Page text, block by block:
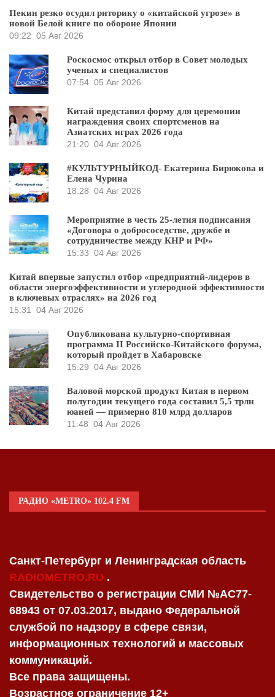
Пекин резко осудил риторику о «китайской угрозе» в
новой Белой книге по обороне Японии
09:22 05 Авг 2026
Роскосмос открыл отбор в Совет молодых
ученых и специалистов
07:54 05 Авг 2026
Китай представил форму для церемонии
награждения своих спортсменов на
Азиатских играх 2026 года
21:20 04 Авг 2026
#КУЛЬТУРНЫЙКОД- Екатерина Бирюкова и
Елена Чурина
18:28 04 Авг 2026
Мероприятие в честь 25-летия подписания
«Договора о добрососедстве, дружбе и
сотрудничестве между КНР и РФ»
15:33 04 Авг 2026
Китай впервые запустил отбор «предприятий-лидеров в
области энергоэффективности и углеродной эффективности
в ключевых отраслях» на 2026 год
15:31
04 Авг 2026
Опубликована культурно-спортивная
программа II Российско-Китайского форума,
который пройдет в Хабаровске
15:29 04 Авг 2026
Валовой морской продукт Китая в первом
полугодии текущего года составил 5,5 трлн
юаней — примерно 810 млрд долларов
11:48 04 Авг 2026
РАДИО «METRO» 102.4 FM
Санкт-Петербург и Ленинградская область
RADIOMETRO.RU .
Свидетельство о регистрации СМИ №AC77-
68943 от 07.03.2017, выдано Федеральной
службой по надзору в сфере связи,
информационных технологий и массовых
коммуникаций.
Все права защищены.
Возрастное ограничение 12+